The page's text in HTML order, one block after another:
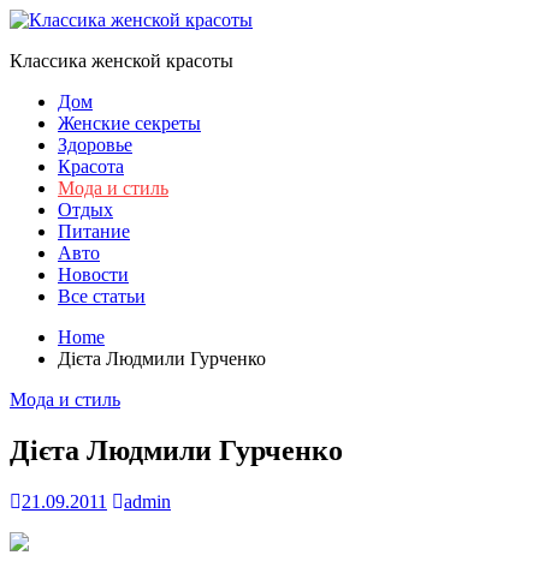
Skip
content
Классика женской красоты
Дом
Женские секреты
Здоровье
Красота
Мода и стиль
Отдых
Питание
Авто
Новости
Все статьи
Home
Дієта Людмили Гурченко
Мода и стиль
Дієта Людмили Гурченко
21.09.2011 admin